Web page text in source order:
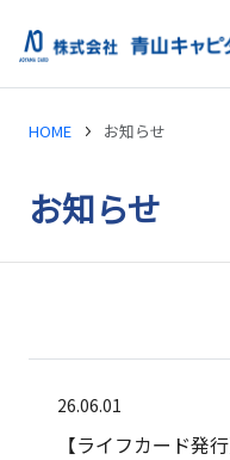
HOME お知らせ
お知らせ
26.06.01
【ライフカード発